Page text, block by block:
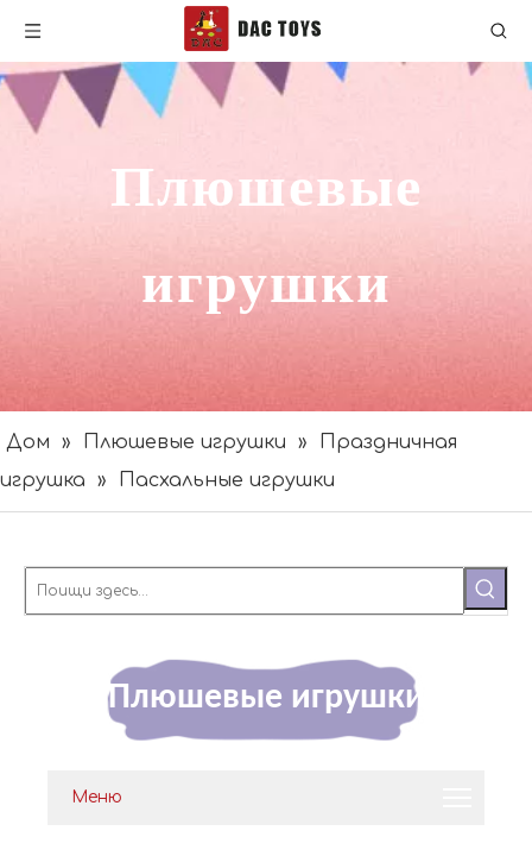
Плюшевые
игрушки
Дом » Плюшевые игрушки »
Праздничная
игрушка
» Пасхальные игрушки
Плюшевые игрушки
Меню